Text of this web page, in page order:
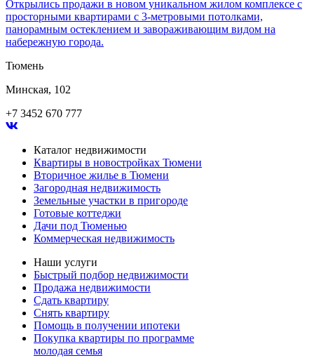
Открылись продажи в новом уникальном жилом комплексе с
просторными квартирами с 3-метровыми потолками,
панорамным остеклением и завораживающим видом на
набережную города.
Тюмень
Минская, 102
+7 3452 670 777
Каталог недвижимости
Квартиры в новостройках Тюмени
Вторичное жилье в Тюмени
Загородная недвижимость
Земельные участки в пригороде
Готовые коттеджи
Дачи под Тюменью
Коммерческая недвижимость
Наши услуги
Быстрый подбор недвижимости
Продажа недвижимости
Сдать квартиру
Снять квартиру
Помощь в получении ипотеки
Покупка квартиры по программе
молодая семья